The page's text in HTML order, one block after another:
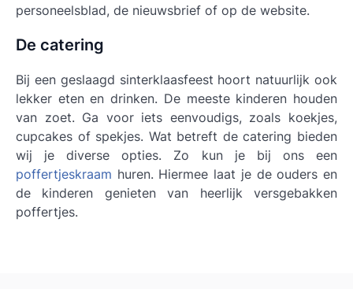
personeelsblad, de nieuwsbrief of op de website.
De catering
Bij een geslaagd sinterklaasfeest hoort natuurlijk ook
lekker eten en drinken. De meeste kinderen houden
van zoet. Ga voor iets eenvoudigs, zoals koekjes,
cupcakes of spekjes. Wat betreft de catering bieden
wij je diverse opties. Zo kun je bij ons een
poffertjeskraam huren. Hiermee laat je de ouders en
de kinderen genieten van heerlijk versgebakken
poffertjes.